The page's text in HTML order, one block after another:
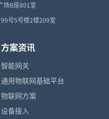
场B座801室
号5号楼2楼209室
方案资讯
智能网关
通用物联网基础平台
物联网方案
设备接入